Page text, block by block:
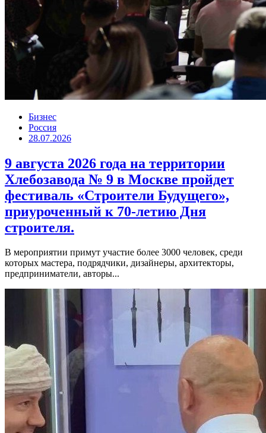
Бизнес
Россия
28.07.2026
9 августа 2026 года на территории
Хлебозавода № 9 в Москве пройдет
фестиваль «Строители Будущего»,
приуроченный к 70-летию Дня
строителя.
В мероприятии примут участие более 3000 человек, среди
которых мастера, подрядчики, дизайнеры, архитекторы,
предприниматели, авторы...